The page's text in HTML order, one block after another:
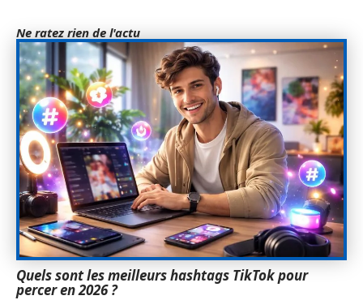
Ne ratez rien de l'actu
Quels sont les meilleurs hashtags TikTok pour
percer en 2026 ?